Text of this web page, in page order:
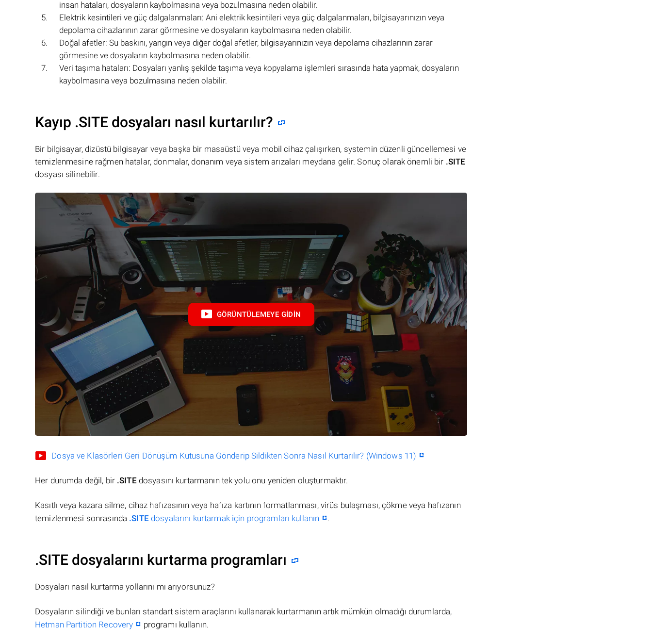
insan hataları, dosyaların kaybolmasına veya bozulmasına neden olabilir.
Elektrik kesintileri ve güç dalgalanmaları: Ani elektrik kesintileri veya güç dalgalanmaları, bilgisayarınızın veya
depolama cihazlarının zarar görmesine ve dosyaların kaybolmasına neden olabilir.
Doğal afetler: Su baskını, yangın veya diğer doğal afetler, bilgisayarınızın veya depolama cihazlarının zarar
görmesine ve dosyaların kaybolmasına neden olabilir.
Veri taşıma hataları: Dosyaları yanlış şekilde taşıma veya kopyalama işlemleri sırasında hata yapmak, dosyaların
kaybolmasına veya bozulmasına neden olabilir.
Kayıp .SITE dosyaları nasıl kurtarılır?
Bir bilgisayar, dizüstü bilgisayar veya başka bir masaüstü veya mobil cihaz çalışırken, systemin düzenli güncellemesi ve
temizlenmesine rağmen hatalar, donmalar, donanım veya sistem arızaları meydana gelir. Sonuç olarak önemli bir .SITE
dosyası silinebilir.
GÖRÜNTÜLEMEYE GIDIN
Dosya ve Klasörleri Geri Dönüşüm Kutusuna Gönderip Sildikten Sonra Nasıl Kurtarılır? (Windows 11)
Her durumda değil, bir .SITEdosyasını kurtarmanın tek yolu onu yeniden oluşturmaktır.
Kasıtlı veya kazara silme, cihaz hafızasının veya hafıza kartının formatlanması, virüs bulaşması, çökme veya hafızanın
temizlenmesi sonrasında .SITEdosyalarını kurtarmak için programları kullanın .
.SITE dosyalarını kurtarma programları
Dosyaları nasıl kurtarma yollarını mı arıyorsunuz?
Dosyaların silindiği ve bunları standart sistem araçlarını kullanarak kurtarmanın artık mümkün olmadığı durumlarda,
Hetman Partition Recovery
programı kullanın.